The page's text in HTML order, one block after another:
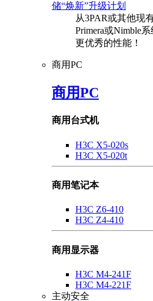
储“焕新”升级计划
从3PAR或其他现
Primera或Nimble
更优秀的性能！
商用PC
商用PC
商用台式机
H3C X5-020s
H3C X5-020t
商用笔记本
H3C Z6-410
H3C Z4-410
商用显示器
H3C M4-241F
H3C M4-221F
主动安全